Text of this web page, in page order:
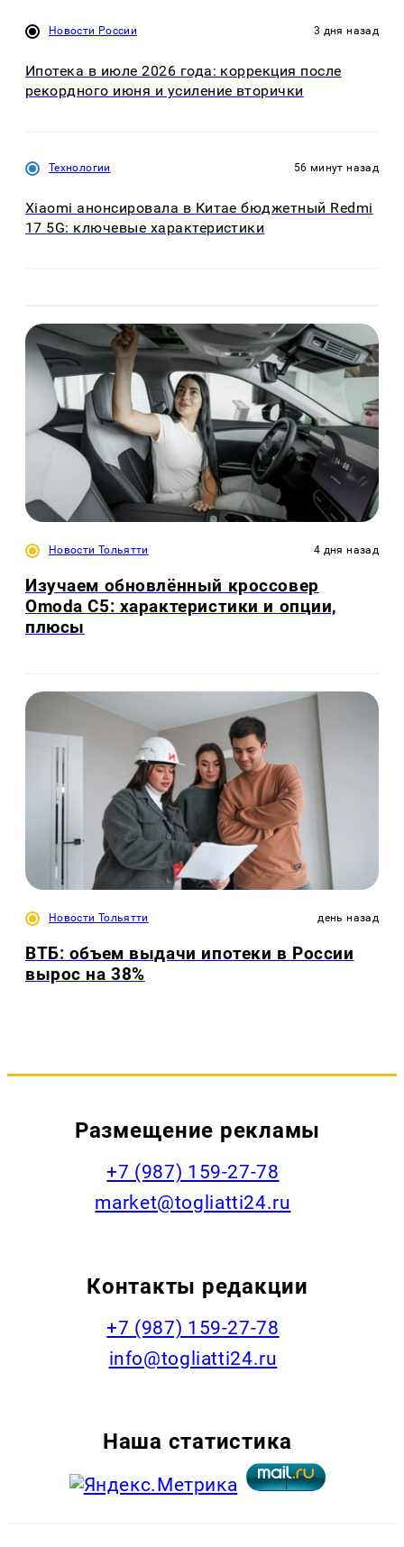
Новости России 3 дня назад
Ипотека в июле 2026 года: коррекция после
рекордного июня и усиление вторички
Технологии 56 минут назад
Xiaomi анонсировала в Китае бюджетный Redmi
17 5G: ключевые характеристики
Новости Тольятти 4 дня назад
Изучаем обновлённый кроссовер
Omoda C5: характеристики и опции,
плюсы
Новости Тольятти день назад
ВТБ: объем выдачи ипотеки в России
вырос на 38%
Размещение рекламы
+7 (987) 159-27-78
market@togliatti24.ru
Контакты редакции
+7 (987) 159-27-78
info@togliatti24.ru
Наша статистика